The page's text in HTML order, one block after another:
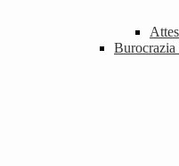
Burocrazia